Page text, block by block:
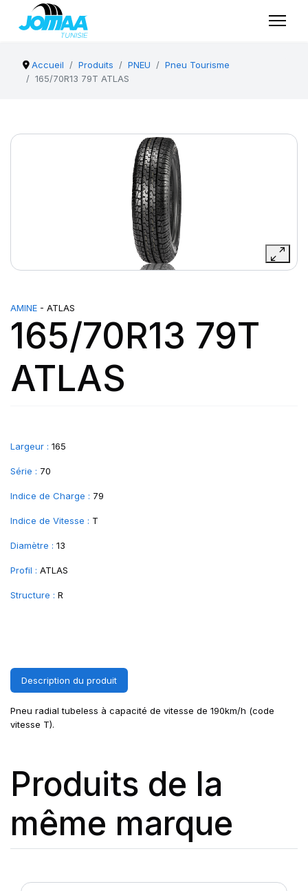
Accueil Produits PNEU
Pneu Tourisme
165/70R13 79T ATLAS
AMINE - ATLAS
165/70R13 79T
ATLAS
Largeur : 165
Série : 70
Indice de Charge : 79
Indice de Vitesse : T
Diamètre : 13
Profil : ATLAS
Structure : R
Description du produit
Pneu radial tubeless à capacité de vitesse de 190km/h (code
vitesse T).
Produits de la
même marque